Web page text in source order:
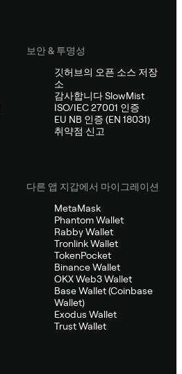
보안 & 투명성
깃허브의 오픈 소스 저장
소
감사합니다 SlowMist
ISO/IEC 27001 인증
EU NB 인증 (EN 18031)
취약점 신고
다른 앱 지갑에서 마이그레이션
MetaMask
Phantom Wallet
Rabby Wallet
Tronlink Wallet
TokenPocket
Binance Wallet
OKX Web3 Wallet
Base Wallet (Coinbase
Wallet)
Exodus Wallet
Trust Wallet